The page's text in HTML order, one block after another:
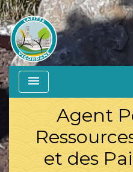
menu
Agent
et des